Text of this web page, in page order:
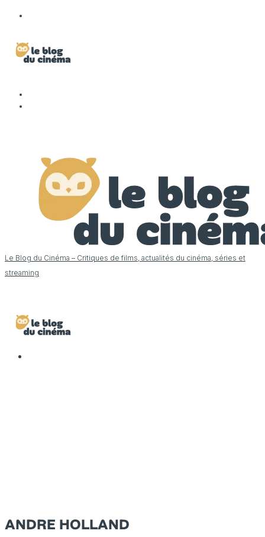
Le Blog du Cinéma – Critiques de films, actualités du cinéma, séries et
streaming
ANDRE HOLLAND